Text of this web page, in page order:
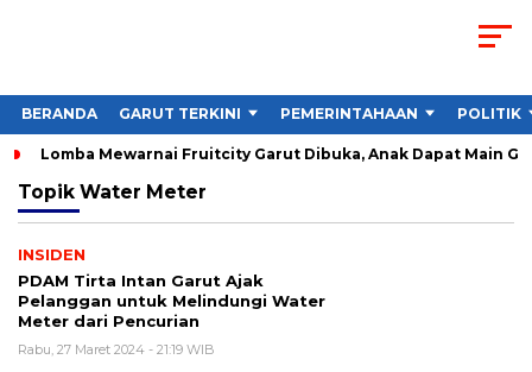
BERANDA GARUT TERKINI PEMERINTAHAAN POLITIK
Lomba Mewarnai Fruitcity Garut Dibuka, Anak Dapat Main
Topik Water Meter
INSIDEN
PDAM Tirta Intan Garut Ajak
Pelanggan untuk Melindungi Water
Meter dari Pencurian
Rabu, 27 Maret 2024 - 21:19 WIB